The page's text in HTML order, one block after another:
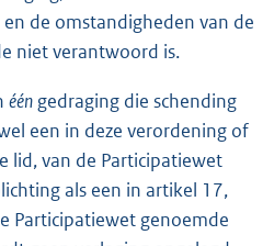
de omstandigheden van de
niet verantwoord is.
één gedraging die schending
een in deze verordening of
lid, van de Participatiewet
als een in artikel 17,
Participatiewet genoemde